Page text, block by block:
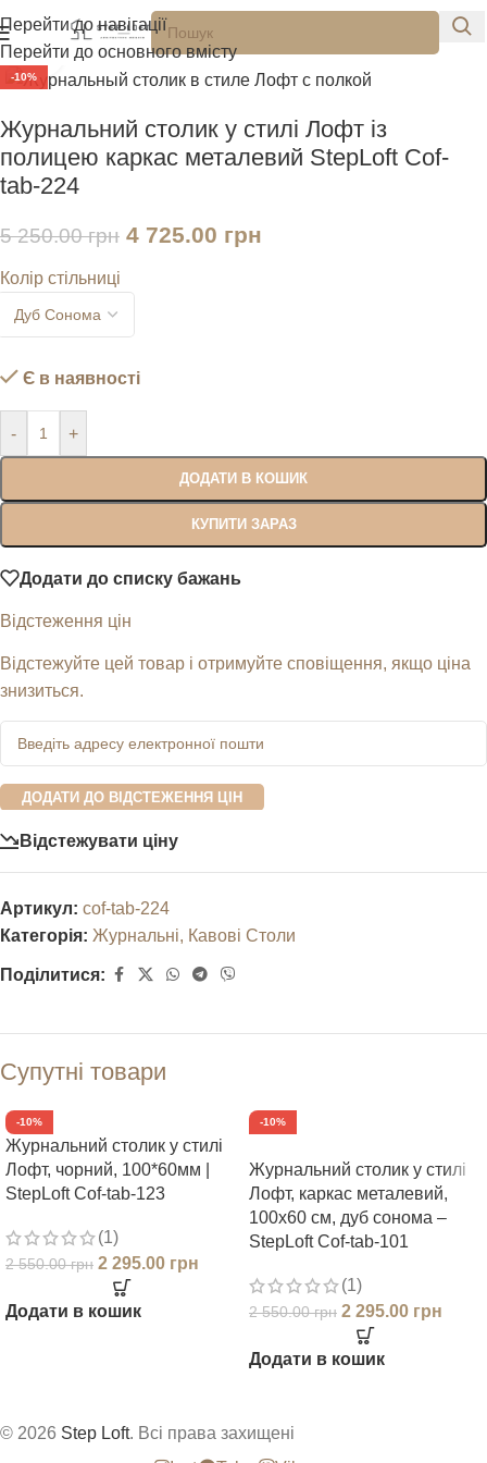
Перейти до навігації
Перейти до основного вмісту
-10%
Натисніть, щоб збільшити
Журнальний столик у стилі Лофт із
полицею каркас металевий StepLoft Cof-
tab-224
5 250.00грн 4 725.00 грн
Колір стільниці
Є в наявності
- +
ДОДАТИ В КОШИК
КУПИТИ ЗАРАЗ
Додати до списку бажань
Відстеження цін
Відстежуйте цей товар і отримуйте сповіщення, якщо ціна
знизиться.
ДОДАТИ ДО ВІДСТЕЖЕННЯ ЦІН
Відстежувати ціну
Артикул: cof-tab-224
Категорія: Журнальні, Кавові Столи
Поділитися:
Супутні товари
-10%
Журнальний столик у стилі
Лофт, чорний, 100*60мм |
StepLoft Cof-tab-123
(1)
2 550.00грн 2 295.00 грн
Додати в кошик
-10%
Журнальний столик у стилі
Лофт, каркас металевий,
100х60 см, дуб сонома –
StepLoft Cof-tab-101
(1)
2 550.00грн 2 295.00 грн
Додати в кошик
© 2026 Step Loft. Всі права захищені